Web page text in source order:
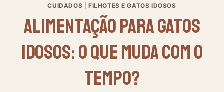
CUIDADOS FILHOTES E GATOS IDOSOS
Alimentação Para Gatos
Idosos: O Que Muda Com O
Tempo?